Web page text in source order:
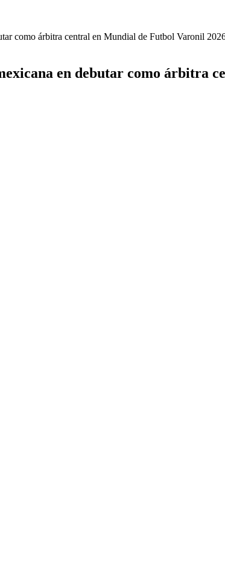
como árbitra central en Mundial de Futbol Varonil
en debutar como árbitra